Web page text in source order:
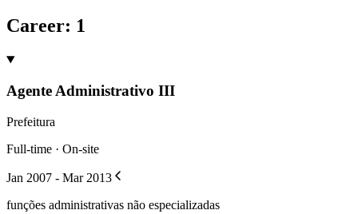
Career: 1
Agente Administrativo III
Prefeitura
Full-time · On-site
Jan 2007 - Mar 2013
funções administrativas não especializadas